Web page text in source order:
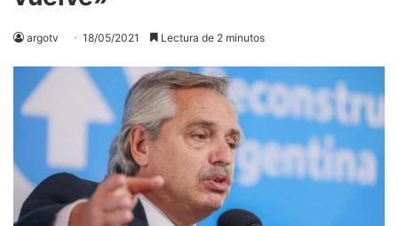
argotv 18/05/2021 Lectura de 2 minutos